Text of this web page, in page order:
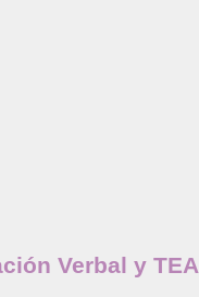
Verbal y TEA